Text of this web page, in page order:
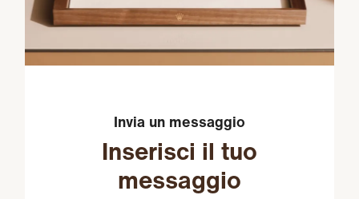
Invia un messaggio
Inserisci il tuo
messaggio